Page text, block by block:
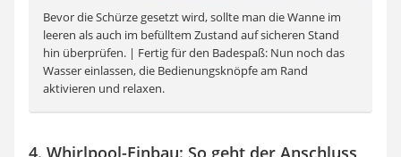
Bevor die Schürze gesetzt wird, sollte man die Wanne im
leeren als auch im befülltem Zustand auf sicheren Stand
hin überprüfen. | Fertig für den Badespaß: Nun noch das
Wasser einlassen, die Bedienungsknöpfe am Rand
aktivieren und relaxen.
4. Whirlpool-Einbau: So geht der Anschluss